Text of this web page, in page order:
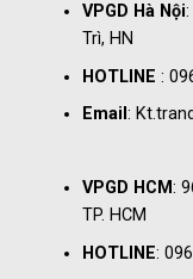
VPGD Hà Nội
Trì, HN
HOTLINE :
Email:
VPGD HCM:
TP. HCM
HOTLINE: